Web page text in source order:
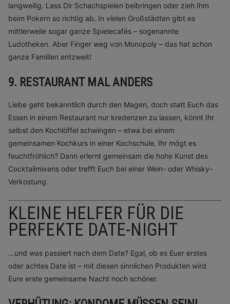
langweilig. Lass Dir Schachspielen beibringen oder zieh Ihm
beim Pokern so richtig ab. In vielen Großstädten gibt es
mittlerweile sogar ganze Spielecafés – sogenannte
Ludotheken. Aber Finger weg von Monopoly – das hat schon
ganze Familien entzweit!
9. RESTAURANT MAL ANDERS
Liebe geht bekanntlich durch den Magen, doch statt Euch das
Essen in einem Restaurant nur kredenzen zu lassen, könnt Ihr
selbst den Kochlöffel schwingen – etwa bei einem
gemeinsamen Kochkurs in einer Kochschule. Ihr mögt es
feuchtfröhlich? Dann erlernt gemeinsam die hohe Kunst des
Cocktailmixens oder trefft Euch bei einer Wein- oder Whisky-
Verkostung.
KLEINE HELFER FÜR DIE
PERFEKTE DATE-NIGHT
…und was passiert nach dem Date? Egal, ob es Euer erstes
oder achtes Date ist – mit diesen sinnlichen Produkten wird
Eure erste gemeinsame Nacht noch schöner.